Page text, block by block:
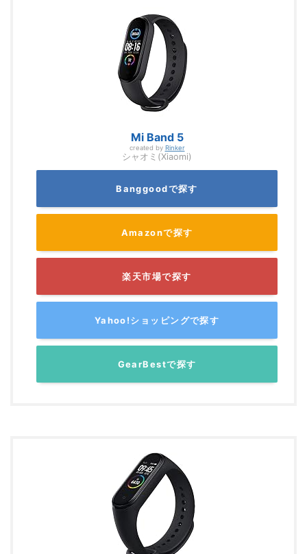
Mi Band 5
created by Rinker
シャオミ(Xiaomi)
Banggoodで探す
Amazonで探す
楽天市場で探す
Yahoo!ショッピングで探す
GearBestで探す